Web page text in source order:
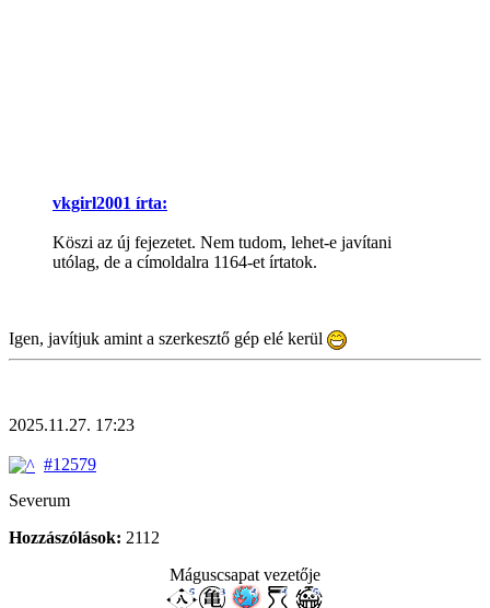
vkgirl2001 írta:
Köszi az új fejezetet. Nem tudom, lehet-e javítani
utólag, de a címoldalra 1164-et írtatok.
Igen, javítjuk amint a szerkesztő gép elé kerül
2025.11.27. 17:23
#12579
Severum
Hozzászólások: 2112
Máguscsapat vezetője